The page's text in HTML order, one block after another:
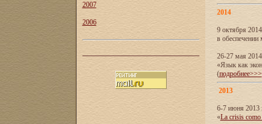
2007
2006
2014
9 октября
в обеспечении
26-27 мая
«Язык как
(подробнее>>>
2013
6-7 июня 2013
«La crisis como